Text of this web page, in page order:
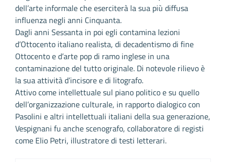
dell’arte informale che eserciterà la sua più diffusa
influenza negli anni Cinquanta.
Dagli anni Sessanta in poi egli contamina lezioni
d’Ottocento italiano realista, di decadentismo di fine
Ottocento e d’arte pop di ramo inglese in una
contaminazione del tutto originale. Di notevole rilievo è
la sua attività d’incisore e di litografo.
Attivo come intellettuale sul piano politico e su quello
dell’organizzazione culturale, in rapporto dialogico con
Pasolini e altri intellettuali italiani della sua generazione,
Vespignani fu anche scenografo, collaboratore di registi
come Elio Petri, illustratore di testi letterari.